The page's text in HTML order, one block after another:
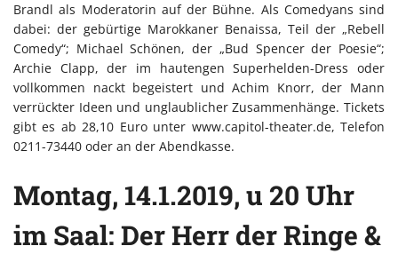
Brandl als Moderatorin auf der Bühne. Als Comedyans sind
dabei: der gebürtige Marokkaner Benaissa, Teil der „Rebell
Comedy“; Michael Schönen, der „Bud Spencer der Poesie“;
Archie Clapp, der im hautengen Superhelden-Dress oder
vollkommen nackt begeistert und Achim Knorr, der Mann
verrückter Ideen und unglaublicher Zusammenhänge. Tickets
gibt es ab 28,10 Euro unter www.capitol-theater.de, Telefon
0211-73440 oder an der Abendkasse.
Montag, 14.1.2019, u 20 Uhr
im Saal: Der Herr der Ringe &